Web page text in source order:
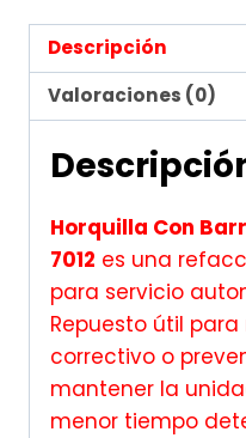
Descripción
Valoraciones (0)
Horquilla Con
7012 es una
para servicio
Repuesto útil
correctivo o
mantener la
menor tiempo